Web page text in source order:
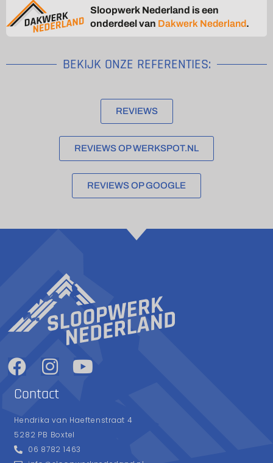
Sloopwerk Nederland is een
onderdeel van Dakwerk Nederland.
BEKIJK ONZE REFERENTIES:
REVIEWS
REVIEWS OP WERKSPOT.NL
REVIEWS OP GOOGLE
Contact
Hendrika van Haeftenstraat 4
5282 PB Boxtel
06 8782 1463